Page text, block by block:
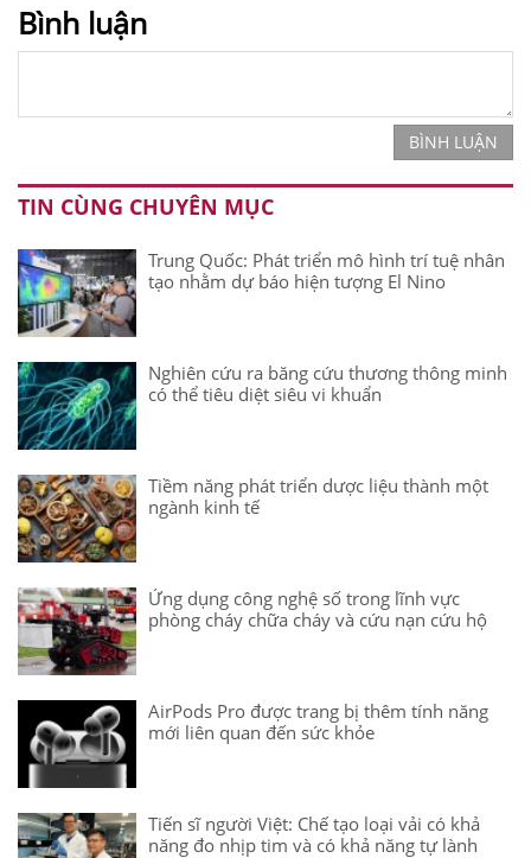
Bình luận
BÌNH LUẬN
TIN CÙNG CHUYÊN MỤC
Trung Quốc: Phát triển mô hình trí tuệ nhân
tạo nhằm dự báo hiện tượng El Nino
Nghiên cứu ra băng cứu thương thông minh
có thể tiêu diệt siêu vi khuẩn
Tiềm năng phát triển dược liệu thành một
ngành kinh tế
Ứng dụng công nghệ số trong lĩnh vực
phòng cháy chữa cháy và cứu nạn cứu hộ
AirPods Pro được trang bị thêm tính năng
mới liên quan đến sức khỏe
Tiến sĩ người Việt: Chế tạo loại vải có khả
năng đo nhịp tim và có khả năng tự lành